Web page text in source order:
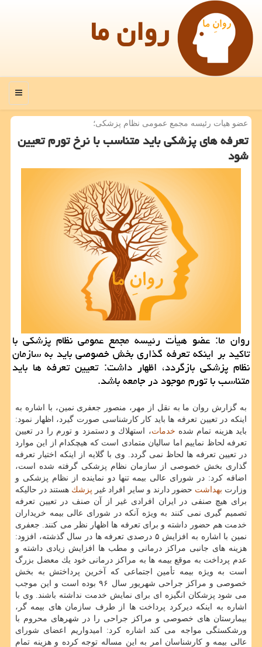
روان ما
منو
عضو هیات رئیسه مجمع عمومی نظام پزشكی؛
تعرفه های پزشكی باید متناسب با نرخ تورم تعیین
شود
روان ما: عضو هیأت رئیسه مجمع عمومی نظام پزشكی با
تاكید بر اینكه تعرفه گذاری بخش خصوصی باید به سازمان
نظام پزشكی بازگردد، اظهار داشت: تعیین تعرفه ها باید
متناسب با تورم موجود در جامعه باشد.
به گزارش روان ما به نقل از مهر، منصور جعفری نمین، با اشاره به
اینكه در تعیین تعرفه ها باید كار كارشناسی صورت گیرد، اظهار نمود:
باید هزینه تمام شده خدمات، استهلاك و دستمزد و تورم را در تعیین
تعرفه لحاظ نماییم اما سالیان متمادی است كه هیچكدام از این موارد
در تعیین تعرفه ها لحاظ نمی گردد. وی با گلایه از اینكه اختیار تعرفه
گذاری بخش خصوصی از سازمان نظام پزشكی گرفته شده است،
اضافه كرد: در شورای عالی بیمه تنها دو نماینده از نظام پزشكی و
وزارت بهداشت حضور دارند و سایر افراد غیر پزشك هستند در حالیكه
برای هیچ صنفی در ایران افرادی غیر از آن صنف در تعیین تعرفه
تصمیم گیری نمی كنند به ویژه آنكه در شورای عالی بیمه خریداران
خدمت هم حضور داشته و برای تعرفه ها اظهار نظر می كنند. جعفری
نمین با اشاره به افزایش ۵ درصدی تعرفه ها در سال گذشته، افزود:
هزینه های جانبی مراكز درمانی و مطب ها افزایش زیادی داشته و
عدم پرداخت به موقع بیمه ها به مراكز درمانی خود یك معضل بزرگ
است به ویژه بیمه تأمین اجتماعی كه آخرین پرداختش به بخش
خصوصی و مراكز جراحی شهریور سال ۹۶ بوده است و این موجب
می شود پزشكان انگیزه ای برای نمایش خدمت نداشته باشند. وی با
اشاره به اینكه دیركرد پرداخت ها از طرف سازمان های بیمه گر،
بیمارستان های خصوصی و مراكز جراحی را در شهرهای محروم با
ورشكستگی مواجه می كند اشاره كرد: امیدواریم اعضای شورای
عالی بیمه و كارشناسان امر به این مساله توجه كرده و هزینه تمام